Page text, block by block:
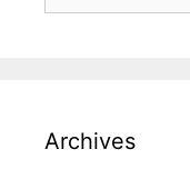
Archives